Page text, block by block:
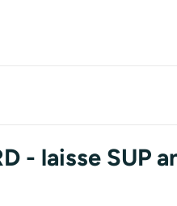
- laisse SUP